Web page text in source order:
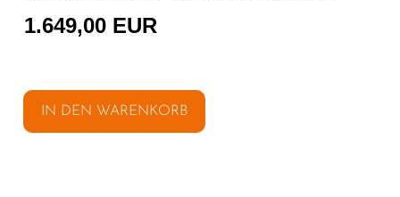
1.649,00 EUR
IN DEN WARENKORB